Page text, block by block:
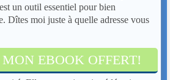
un outil essentiel pour bien
Dîtes moi juste à quelle adresse vous
EBOOK OFFERT!